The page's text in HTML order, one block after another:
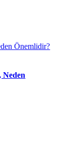
Önemlidir?
Neden